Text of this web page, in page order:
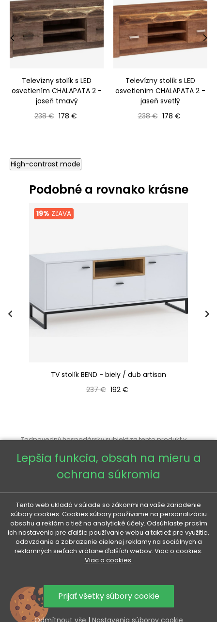
Televízny stolík s LED
osvetlením CHALAPATA 2 -
jaseň tmavý
Bežná cena
238 € Cena
178 €
Televízny stolík s LED
osvetlením CHALAPATA 2 -
jaseň svetlý
Bežná cena
238 € Cena
178 €
‹
High-contrast mode
Podobné a rovnako krásne
19% ZĽAVA
TV stolík BEND - biely / dub artisan
Bežná cena
237 € Cena
192 €
Zodpovedný hospodársky subjekt za tento produkt v
VENETI 
VÁŠ ÚČET 
UŽITOČNÉ INFORMÁCIE
Lepšia funkcia, obsah na mieru a
ochrana súkromia
Tento web ukladá v súlade so zákonmi na vaše zariadenie
súbory cookies. Cookies súbory používame na personalizáciu
obsahu a reklám a tiež na analytické účely. Odsúhlaste prosím
ich nastavenia pre ďalšie používanie webu a taktiež pre využitie,
odovzdanie a zobrazenie cielenej reklamy na sociálnych a
reklamných sieťach vrátane ďalších webov. Viac o cookies.
Viac o cookies.
Prijať všetky súbory cookie
Odmítnout vše | Nastavenia súborov cookie